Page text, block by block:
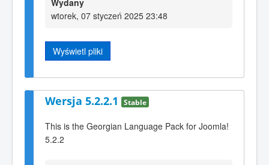
Wydany
wtorek, 07 styczeń 2025 23:48
Wyświetl pliki
Wersja 5.2.2.1 Stable
This is the Georgian Language Pack for Joomla!
5.2.2